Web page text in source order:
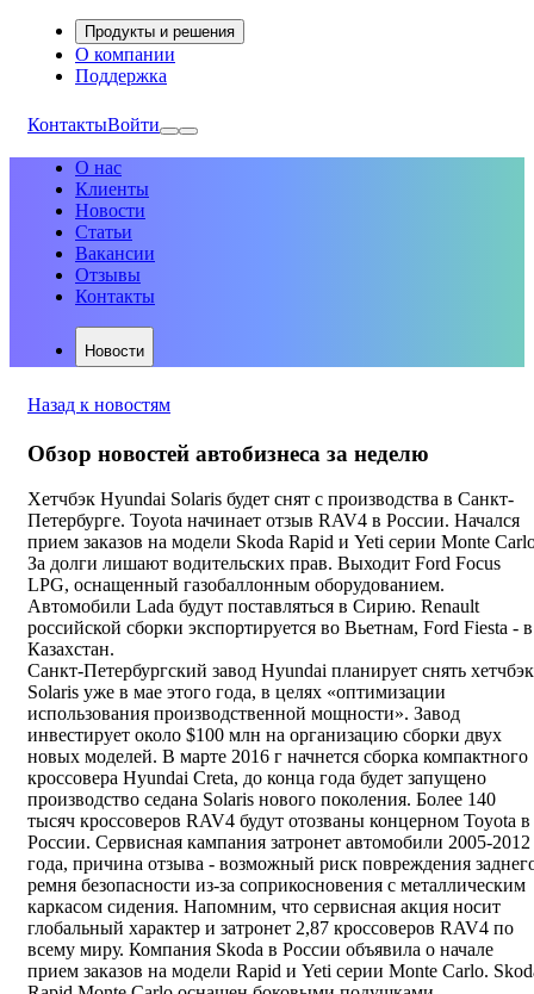
Продукты и решения
О компании
Поддержка
КонтактыВойти
О нас
Клиенты
Новости
Статьи
Вакансии
Отзывы
Контакты
Новости
Назад к новостям
Обзор новостей автобизнеса за неделю
Хетчбэк Hyundai Solaris будет снят с производства в Санкт-
Петербурге. Toyota начинает отзыв RAV4 в России. Начался
прием заказов на модели Skoda Rapid и Yeti серии Monte
За долги лишают водительских прав. Выходит Ford Focus
LPG, оснащенный газобаллонным оборудованием.
Автомобили Lada будут поставляться в Сирию. Renault
российской сборки экспортируется во Вьетнам, Ford Fiesta - в
Казахстан.
Санкт-Петербургский завод Hyundai планирует снять хетчбэк
Solaris уже в мае этого года, в целях «оптимизации
использования производственной мощности». Завод
инвестирует около $100 млн на организацию сборки двух
новых моделей. В марте 2016 г начнется сборка компактного
кроссовера Hyundai Creta, до конца года будет запущено
производство седана Solaris нового поколения. Более 140
тысяч кроссоверов RAV4 будут отозваны концерном Toyota в
России. Сервисная кампания затронет автомобили 2005-2012
года, причина отзыва - возможный риск повреждения
ремня безопасности из-за соприкосновения с металлическим
каркасом сидения. Напомним, что сервисная акция носит
глобальный характер и затронет 2,87 кроссоверов RAV4 по
всему миру. Компания Skoda в России объявила о начале
прием заказов на модели Rapid и Yeti серии Monte Carlo.